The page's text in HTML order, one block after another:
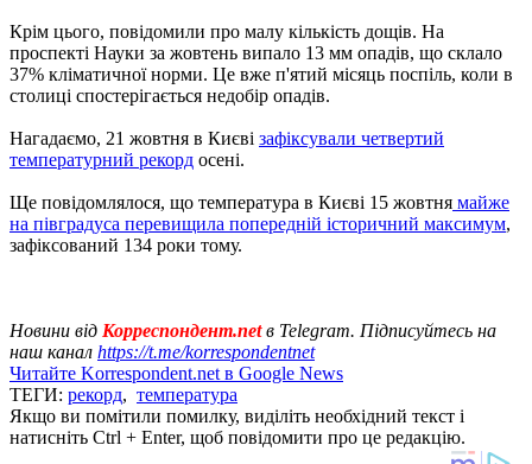
Крім цього, повідомили про малу кількість дощів. На
проспекті Науки за жовтень випало 13 мм опадів, що склало
37% кліматичної норми. Це вже п'ятий місяць поспіль, коли в
столиці спостерігається недобір опадів.
Нагадаємо, 21 жовтня в Києві зафіксували четвертий
температурний рекорд осені.
Ще повідомлялося, що температура в Києві 15 жовтня майже
на півградуса перевищила попередній історичний максимум,
зафіксований 134 роки тому.
Новини від Корреспондент.netв Telegram. Підписуйтесь на
наш канал https://t.me/korrespondentnet
Читайте Korrespondent.net в Google News
ТЕГИ: рекорд, температура
Якщо ви помітили помилку, виділіть необхідний текст і
натисніть Ctrl + Enter, щоб повідомити про це редакцію.